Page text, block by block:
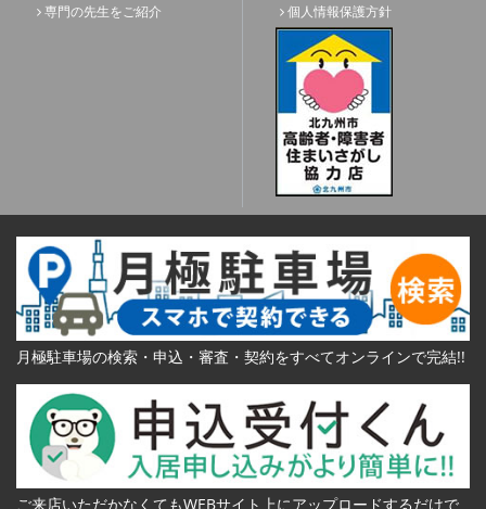
専門の先生をご紹介
個人情報保護方針
月極駐車場の検索・申込・審査・契約をすべてオンラインで完結!!
ご来店いただかなくてもWEBサイト上にアップロードするだけで